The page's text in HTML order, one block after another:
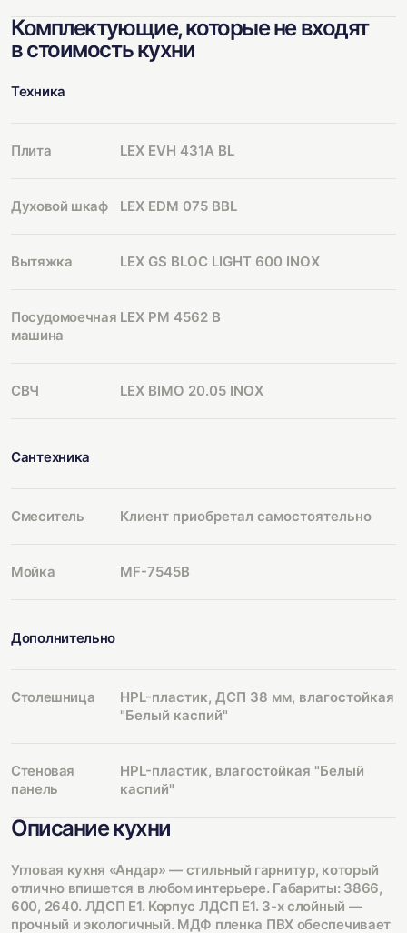
Комплектующие, которые не входят
в стоимость кухни
Техника
Плита LEX EVH 431A BL
Духовой шкаф LEX EDM 075 BBL
Вытяжка LEX GS BLOC LIGHT 600 INOX
Посудомоечная
машина
LEX PM 4562 B
СВЧ LEX BIMO 20.05 INOX
Сантехника
Смеситель Клиент приобретал самостоятельно
Мойка MF-7545B
Дополнительно
Столешница
HPL-пластик, ДСП 38 мм, влагостойкая
"Белый каспий"
Стеновая
панель
HPL-пластик, влагостойкая "Белый
каспий"
Описание кухни
Угловая кухня «Андар» — стильный гарнитур, который
отлично впишется в любом интерьере. Габариты: 3866,
600, 2640. ЛДСП Е1. Корпус ЛДСП Е1. 3-х слойный —
прочный и экологичный. МДФ пленка ПВХ обеспечивает